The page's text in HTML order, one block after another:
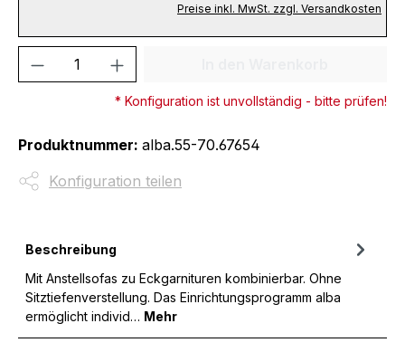
Preise inkl. MwSt. zzgl. Versandkosten
Produkt Anzahl: Gib den
* Konfiguration ist unvollständig - bitte prüfen!
Produktnummer: alba.55-70.67654
Konfiguration teilen
Beschreibung
Mit Anstellsofas zu Eckgarnituren kombinierbar. Ohne
Sitztiefenverstellung. Das Einrichtungsprogramm alba
ermöglicht individ… Mehr